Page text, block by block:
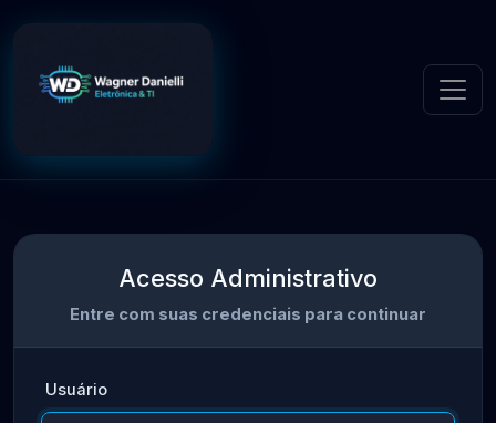
Acesso Administrativo
Entre com suas credenciais para continuar
Usuário